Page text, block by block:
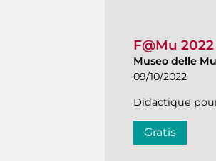
F@Mu
Museo delle
09/10/2022
Didactique
Gratis